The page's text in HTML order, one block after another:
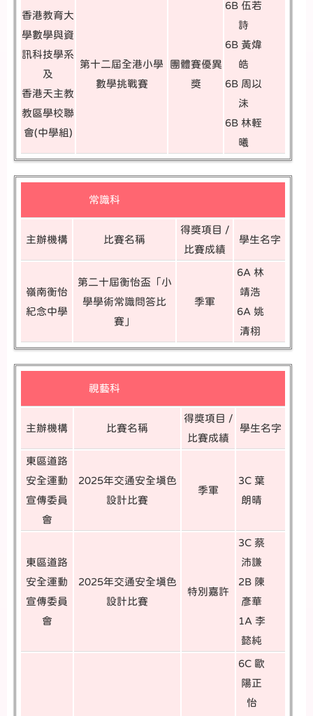
香港教育大
學數學與資
訊科技學系
及
香港天主教
教區學校聯
會(中學組)
第十二屆全港小學
數學挑戰賽
團體賽優異
獎
6B 伍若
詩
6B 黃煒
皓
6B 周以
沬
6B 林輊
曦
常識科
主辦機構 比賽名稱
得獎項目 /
比賽成績
學生名字
嶺南衡怡
紀念中學
第二十屆衡怡盃「小
學學術常識問答比
賽」
季軍
6A 林
靖浩
6A 姚
清栩
視藝科
主辦機構 比賽名稱
得獎項目 /
比賽成績
學生名字
東區道路
安全運動
宣傳委員
會
2025年交通安全填色
設計比賽
季軍
3C 葉
朗晴
東區道路
安全運動
宣傳委員
會
2025年交通安全填色
設計比賽
特別嘉許
3C 蔡
沛謙
2B 陳
彥華
1A 李
懿純
6C 歐
陽正
怡